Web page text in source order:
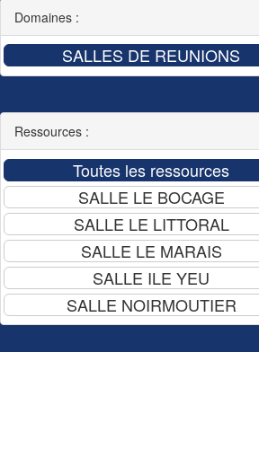
Domaines :
Ressources :